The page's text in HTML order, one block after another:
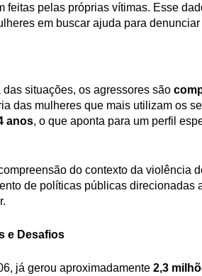
feitas pelas próprias vítimas. Esse
em buscar ajuda para denunciar
situações, os agressores são
das mulheres que mais utilizam os
anos, o que aponta para um perfil
do contexto da violência
de políticas públicas direcionadas
e Desafios
já gerou aproximadamente 2,3